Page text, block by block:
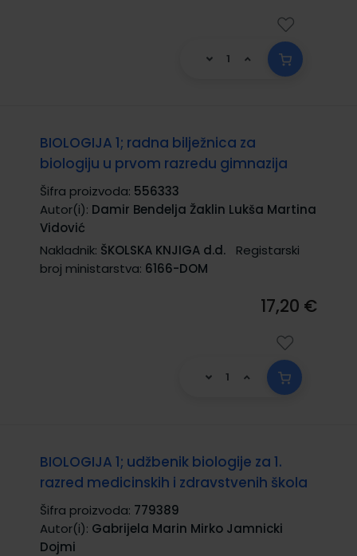
BIOLOGIJA 1; radna bilježnica za
biologiju u prvom razredu gimnazija
Šifra proizvoda: 556333
Autor(i): Damir Bendelja Žaklin Lukša Martina
Vidović
Nakladnik: ŠKOLSKA KNJIGA d.d.
Registarski
broj ministarstva: 6166-DOM
17,20 €
BIOLOGIJA 1; udžbenik biologije za 1.
razred medicinskih i zdravstvenih škola
Šifra proizvoda: 779389
Autor(i): Gabrijela Marin Mirko Jamnicki
Dojmi